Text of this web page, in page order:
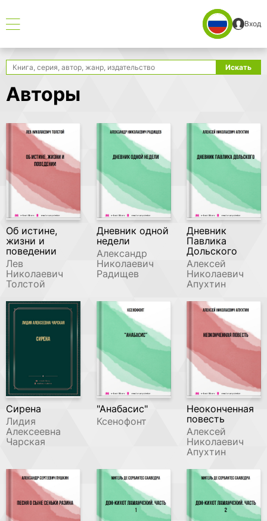
Вход
Поиск Искать
Авторы
Об истине,
жизни и
поведении
Лев
Николаевич
Толстой
Дневник одной
недели
Александр
Николаевич
Радищев
Дневник
Павлика
Дольского
Алексей
Николаевич
Апухтин
Сирена
Лидия
Алексеевна
Чарская
"Анабасис"
Ксенофонт
Неоконченная
повесть
Алексей
Николаевич
Апухтин